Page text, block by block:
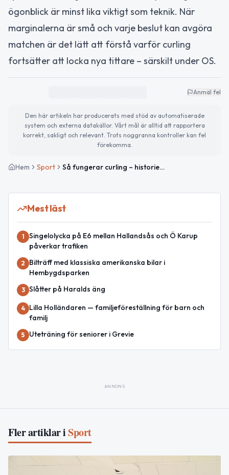
ögonblick är minst lika viktigt som teknik. När
marginalerna är små och varje beslut kan avgöra
matchen är det lätt att förstå varför curling
fortsätter att locka nya tittare – särskilt under OS.
Anmäl fel
Den här artikeln har producerats med stöd av automatiserade
system och externa datakällor. Vårt mål är alltid att rapportera
korrekt, sakligt och relevant. Trots noggranna kontroller kan fel
förekomma.
Hem Sport Så fungerar curling – historien, reglerna och OS-spelet
Mest läst
1
Singelolycka på E6 mellan Hallandsås och Ö Karup
påverkar trafiken
2
Bilträff med klassiska amerikanska bilar i
Hembygdsparken
3 Slåtter på Haralds äng
4
Lilla Holländaren — familjeföreställning för barn och
familj
5 Uteträning för seniorer i Grevie
ANNONS
Fler artiklar iSport